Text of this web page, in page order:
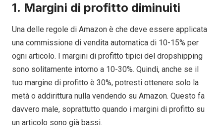
1. Margini di profitto diminuiti
Una delle regole di Amazon è che deve essere applicata
una commissione di vendita automatica di 10-15% per
ogni articolo. I margini di profitto tipici del dropshipping
sono solitamente intorno a 10-30%. Quindi, anche se il
tuo margine di profitto è 30%, potresti ottenere solo la
metà o addirittura nulla vendendo su Amazon. Questo fa
davvero male, soprattutto quando i margini di profitto su
un articolo sono già bassi.